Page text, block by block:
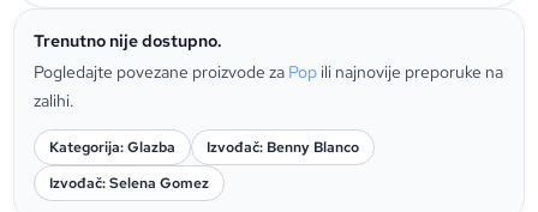
Trenutno nije dostupno.
Pogledajte povezane proizvode za Pop ili najnovije preporuke na
zalihi.
Kategorija: Glazba
Izvođač: Benny Blanco
Izvođač: Selena Gomez